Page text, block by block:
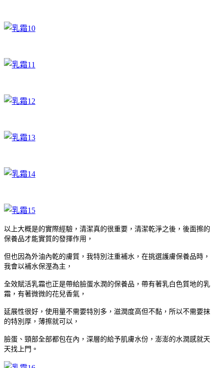
以上大概是的實際經驗，清潔真的很重要，清潔乾淨之後，後面擦的
保養品才能實質的發揮作用，
但也因為外油內乾的膚質，我特別注重補水，在挑選護膚保養品時，
我會以補水保溼為主，
全效賦活乳霜也正是帶給臉蛋水潤的保養品，帶有著乳白色質地的乳
霜，有著微微的花兒香氣，
延展性很好，使用量不需要特別多，滋潤度高但不黏，所以不需要抹
的特別厚，薄擦就可以，
臉蛋、頸部全部都包在內，深層的給予肌膚水份，澎澎的水潤感就天
天找上門。